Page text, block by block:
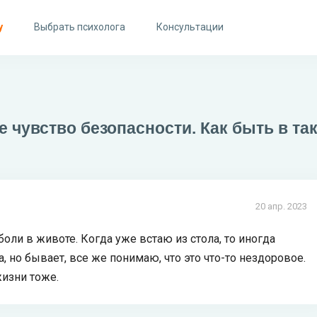
Выбрать психолога Консультации
безопасности. Как быть в
20 апр. 2023
в животе. Когда уже встаю из стола, то иногда
но бывает, все же понимаю, что это что-то нездоровое.
тоже.